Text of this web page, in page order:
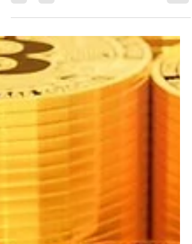
significativo no cenário financeiro do
país. Embora traga...